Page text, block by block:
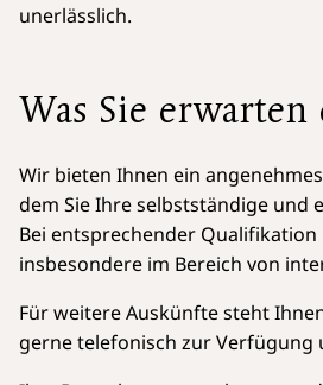
unerlässlich.
Was Sie
Wir bieten Ihnen ein
dem Sie Ihre selbstständige und
Bei entsprechender
insbesondere im Bereich von
Für weitere Auskünfte steht
gerne telefonisch zur Verfügung